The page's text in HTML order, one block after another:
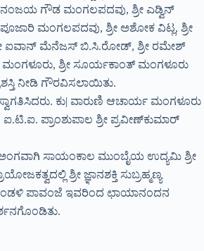
ಧನಂಜಯ ಗೌಡ ಮಂಗಲಪದವು, ಶ್ರೀ ಎಡ್ವಿನ್
ಪೂಜಾರಿ ಮಂಗಲಪದವು, ಶ್ರೀ ಅಶೋಕ ವಿಟ್ಲ, ಶ್ರೀ
ಐವಾನ್ ಮೆನೆಜಸ್ ಬಿ.ಸಿ.ರೋಡ್, ಶ್ರೀ ರಮೇಶ್
ಮಂಗಳೂರು, ಶ್ರೀ ಸೂರ್ಯಕಾಂತ್ ಮಂಗಳೂರು
ನೀಡಿ ಗೌರವಿಸಲಾಯಿತು.
ಕು| ವಾರುಣಿ ಆಚಾರ್ಯ ಮಂಗಳೂರು
ಪ್ರಾಂಶುಪಾಲ ಶ್ರೀ ಪ್ರವೀಣ್‌ಕುಮಾರ್
ಅಂಗವಾಗಿ ಸಾಯಂಕಾಲ ಮುಂಬೈಯ ಉದ್ಯಮಿ ಶ್ರೀ
ಶ್ರೀ ಜ್ಞಾನಶಕ್ತಿ ಸುಬ್ರಹ್ಮಣ್ಯ
ಪಾವಂಜೆ ಇವರಿಂದ ಛಾಯಾನಂದನ